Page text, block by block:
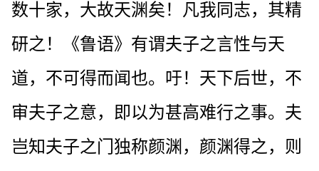
数十家，大故天渊矣！凡我同志，其精
研之！《鲁语》有谓夫子之言性与天
道，不可得而闻也。吁！天下后世，不
审夫子之意，即以为甚高难行之事。夫
岂知夫子之门独称颜渊，颜渊得之，则